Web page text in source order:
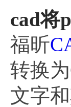
cad将
福昕
转换
文字